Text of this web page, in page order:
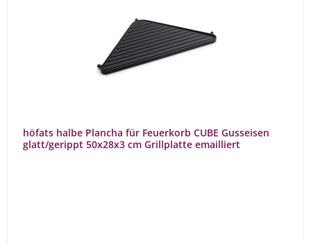
höfats halbe Plancha für Feuerkorb CUBE Gusseisen
glatt/gerippt 50x28x3 cm Grillplatte emailliert